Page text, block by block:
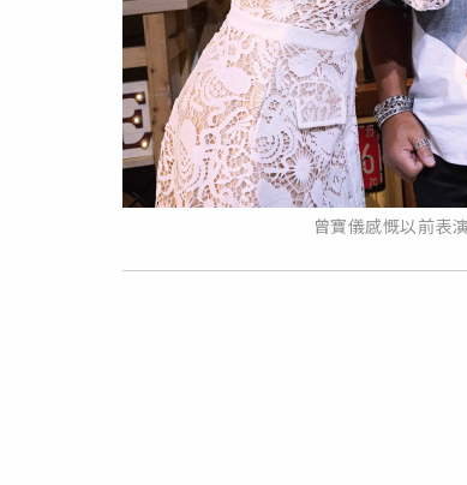
曾寶儀感慨以前表